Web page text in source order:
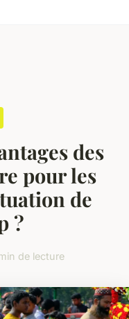
des
pour les
de
?
de lecture